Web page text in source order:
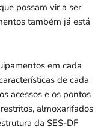
possam vir a ser
também já está
em cada
de cada
acessos e os pontos
almoxarifados
da SES-DF